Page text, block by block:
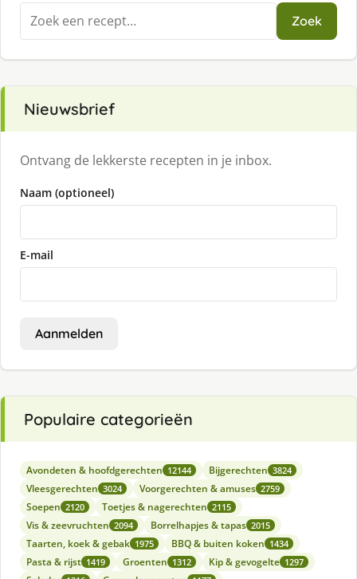
Zoeken
naar:
Zoek
Nieuwsbrief
Ontvang de lekkerste recepten in je inbox.
Naam (optioneel)
E-mail
Aanmelden
Populaire categorieën
Avondeten & hoofdgerechten 12144 Bijgerechten 3824
Vleesgerechten 3024 Voorgerechten & amuses 2759
Soepen 2120 Toetjes & nagerechten 2115
Vis & zeevruchten 2094 Borrelhapjes & tapas 2015
Taarten, koek & gebak 1975 BBQ & buiten koken 1434
Pasta & rijst 1419 Groenten 1312 Kip & gevogelte 1297